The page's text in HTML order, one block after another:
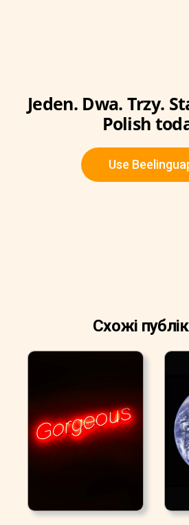
Jeden. Dwa. Trzy.
Polish
Use
Схожі